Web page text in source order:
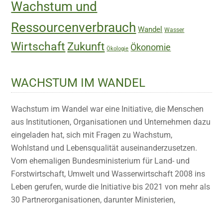
Wachstum und
Ressourcenverbrauch Wandel Wasser
Wirtschaft Zukunft Ökologie Ökonomie
WACHSTUM IM WANDEL
Wachstum im Wandel war eine Initiative, die Menschen
aus Institutionen, Organisationen und Unternehmen dazu
eingeladen hat, sich mit Fragen zu Wachstum,
Wohlstand und Lebensqualität auseinanderzusetzen.
Vom ehemaligen Bundesministerium für Land- und
Forstwirtschaft, Umwelt und Wasserwirtschaft 2008 ins
Leben gerufen, wurde die Initiative bis 2021 von mehr als
30 Partnerorganisationen, darunter Ministerien,